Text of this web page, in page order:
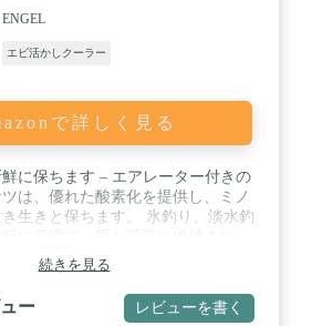
ENGEL
エビ活かしクーラー
で詳しく見る
に保ちます – エアレーター付きの
は、優れた酸素化を提供し、ミノ
生きと保ちます。 氷釣り、淡水釣
実現します。 / 100%漏れ防止デザ
のを防ぎます。 密閉ライブベイト
ト、トラック、カヤックの漏れを防
エチレン酢酸ビニルガスケットで設
続きを見る
ー レビューを書く